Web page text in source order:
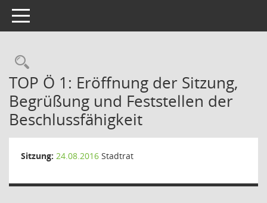
Toggle navigation
Rechercheauswahl
TOP Ö 1: Eröffnung der Sitzung,
Begrüßung und Feststellen der
Beschlussfähigkeit
Sitzung: 24.08.2016 Stadtrat